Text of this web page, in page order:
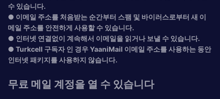
수 있습니다.
● 이메일 주소를 처음받는 순간부터 스팸 및 바이러스로부터 새 이
메일 주소를 안전하게 사용할 수 있습니다.
● 인터넷 연결없이 계속해서 이메일을 읽거나 보낼 수 있습니다.
● Turkcell 구독자 인 경우 YaaniMail 이메일 주소를 사용하는 동안
인터넷 패키지를 사용하지 않습니다.
무료 메일 계정을 열 수 있습니다